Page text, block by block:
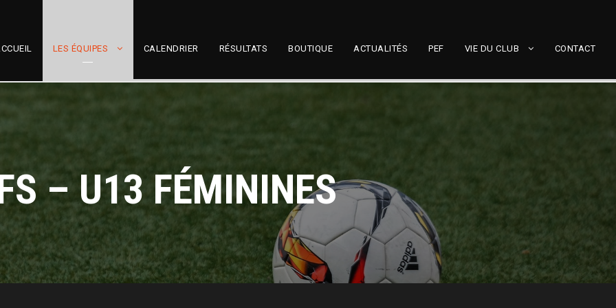
LES ÉQUIPES CALENDRIER RÉSULTATS BOUTIQUE ACTUALITÉS PEF VIE DU CLUB CONTACT
– U13 FÉMININES